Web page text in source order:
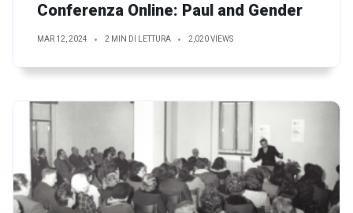
Conferenza Online: Paul and Gender
MAR 12, 2024 2 MIN DI LETTURA 2,020 VIEWS